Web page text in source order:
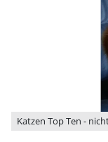
Katzen Top Ten -